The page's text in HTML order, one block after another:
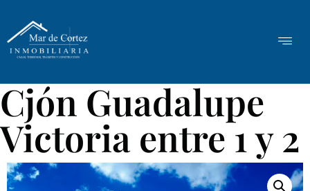
Cjón Guadalupe
Victoria entre 1 y 2